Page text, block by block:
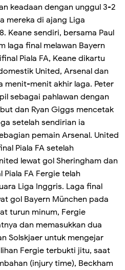
keadaan dengan unggul 3-2
mereka di ajang Liga
Keane sendiri, bersama Paul
laga final melawan Bayern
Piala FA, Keane dikartu
United, Arsenal dan
menit-menit akhir laga. Peter
sebagai pahlawan dengan
dan Ryan Giggs mencetak
setelah sendirian ia
pemain Arsenal. United
Piala FA setelah
lewat gol Sheringham dan
Piala FA Fergie telah
Liga Inggris. Laga final
gol Bayern München pada
turun minum, Fergie
dan memasukkan dua
Solskjaer untuk mengejar
Fergie terbukti jitu, saat
(injury time), Beckham